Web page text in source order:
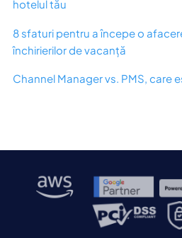
hotelul tău
8 sfaturi pentru a începe o
închirierilor de vacanță
Channel Manager vs. PMS, care